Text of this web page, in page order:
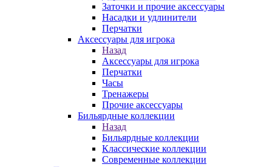
Заточки и прочие аксессуары
Насадки и удлинители
Перчатки
Аксессуары для игрока
Назад
Аксессуары для игрока
Перчатки
Часы
Тренажеры
Прочие аксессуары
Бильярдные коллекции
Назад
Бильярдные коллекции
Классические коллекции
Современные коллекции